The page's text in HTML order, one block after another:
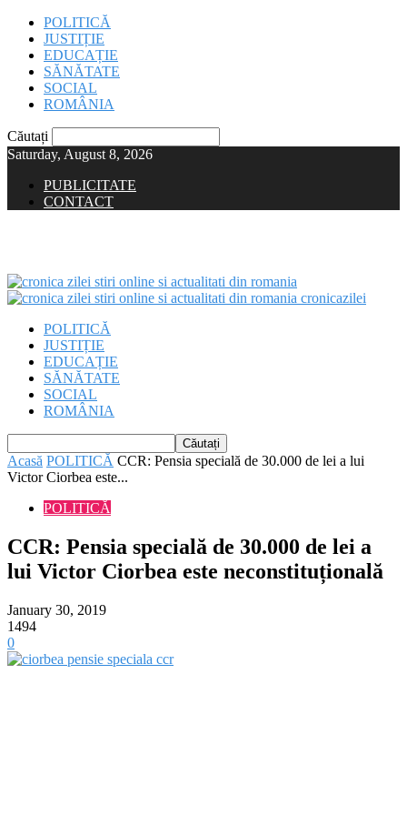
POLITICĂ
JUSTIȚIE
EDUCAȚIE
SĂNĂTATE
SOCIAL
ROMÂNIA
Căutați
Saturday, August 8, 2026
PUBLICITATE
CONTACT
cronicazilei
POLITICĂ
JUSTIȚIE
EDUCAȚIE
SĂNĂTATE
SOCIAL
ROMÂNIA
Acasă POLITICĂ CCR: Pensia specială de 30.000 de lei a lui
Victor Ciorbea este...
POLITICĂ
CCR: Pensia specială de 30.000 de lei a
lui Victor Ciorbea este neconstituțională
January 30, 2019
1494
0